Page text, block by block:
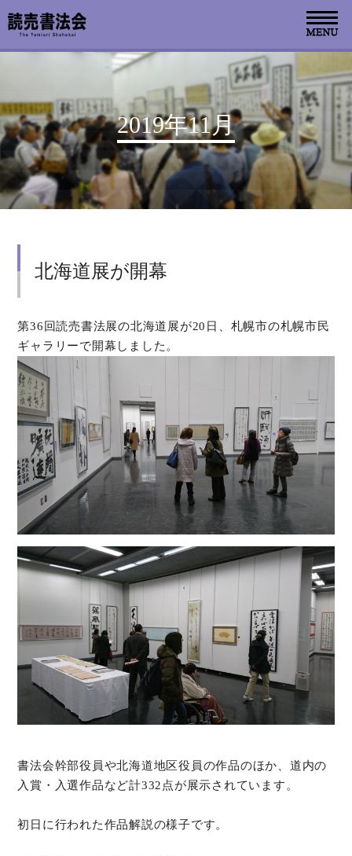
2019年11月
北海道展が開幕
第36回読売書法展の北海道展が20日、札幌市の札幌市民
ギャラリーで開幕しました。
書法会幹部役員や北海道地区役員の作品のほか、道内の
入賞・入選作品など計332点が展示されています。
初日に行われた作品解説の様子です。
お知らせ
読売書法会について
読売書法展
関連書道展
デジタルアーカイブ
お問い合わせ